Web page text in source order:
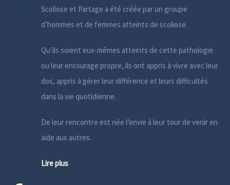
Scoliose et Partage a été créée par un groupe
d’hommes et de femmes atteints de scoliose.
Qu’ils soient eux-mêmes atteints de cette pathologie
ou leur entourage propre, ils ont appris à vivre avec leur
dos, appris à gérer leur différence et leurs difficultés
dans la vie quotidienne.
De leur rencontre est née l’envie à leur tour de venir en
aide aux autres.
Lire plus